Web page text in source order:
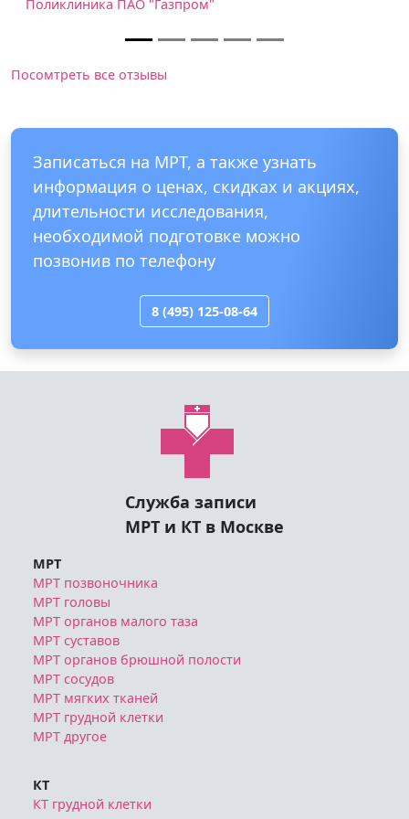
К результатам КТ позвоночника претензий не
эмоции.
Посомтреть все отзывы
Записаться на МРТ, а также узнать
длительности исследования,
необходимой подготовке можно
позвонив по телефону
8 (495) 125-08-64
МРТ и КТ в Москве
МРТ
МРТ позвоночника
МРТ головы
МРТ органов малого таза
МРТ суставов
МРТ мягких тканей
МРТ грудной клетки